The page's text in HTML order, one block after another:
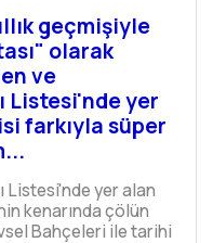
geçmişiyle
olarak
ve
Listesi'nde yer
farkıyla süper
Listesi'nde yer alan
kenarında çölün
Bahçeleri ile tarihi